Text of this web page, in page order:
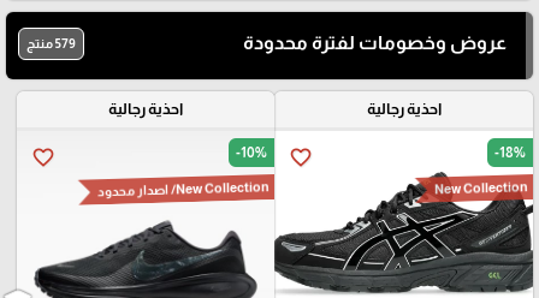
عروض وخصومات لفترة محدودة 579 منتج
احذية رجالية
favorite_border -18%
New Collection
احذية رجالية
favorite_border -10%
New Collection/ اصدار محدود